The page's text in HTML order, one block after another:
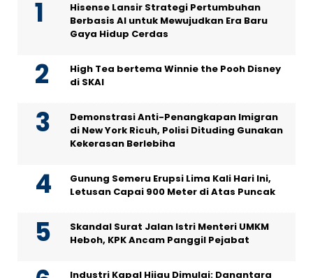
Hisense Lansir Strategi Pertumbuhan
Berbasis AI untuk Mewujudkan Era Baru
Gaya Hidup Cerdas
High Tea bertema Winnie the Pooh Disney
di SKAI
Demonstrasi Anti-Penangkapan Imigran
di New York Ricuh, Polisi Dituding Gunakan
Kekerasan Berlebiha
Gunung Semeru Erupsi Lima Kali Hari Ini,
Letusan Capai 900 Meter di Atas Puncak
Skandal Surat Jalan Istri Menteri UMKM
Heboh, KPK Ancam Panggil Pejabat
Industri Kapal Hijau Dimulai: Danantara